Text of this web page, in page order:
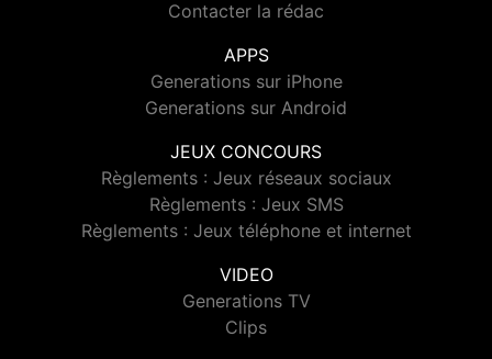
Contacter la rédac
APPS
Generations sur iPhone
Generations sur Android
JEUX CONCOURS
Règlements : Jeux réseaux sociaux
Règlements : Jeux SMS
Règlements : Jeux téléphone et internet
VIDEO
Generations TV
Clips